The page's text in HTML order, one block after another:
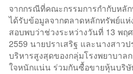
จากกรณีที่คณะกรรมการกำกับหลั
ได้รับข้อมูลจากตลาดหลักทรัพย์แห่
สอบพบว่าช่วงระหว่างวันที่ 13 พฤ
2559 นายปราเสริฐ และนางสาว
บริหารสูงสุดของกลุ่มโรงพยาบาล
ใจหนักแน่น ร่วมกันซื้อขายหุ้นบริษั